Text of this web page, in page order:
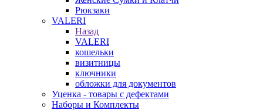
Рюкзаки
VALERI
Назад
VALERI
кошельки
визитницы
ключники
обложки для документов
Уценка - товары с дефектами
Наборы и Комплекты